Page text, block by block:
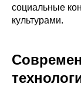
социальные
культурами.